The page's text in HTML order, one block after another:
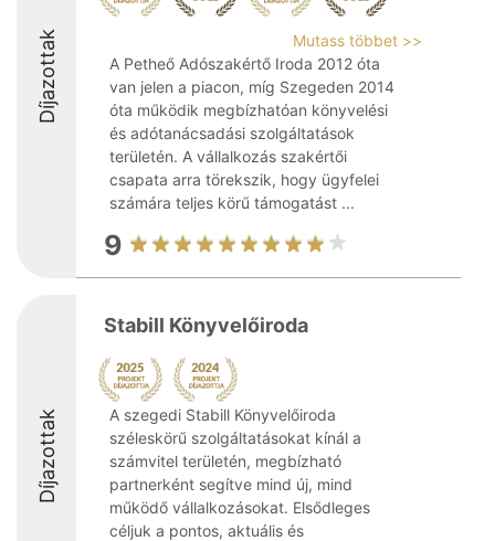
Díjazottak
Mutass többet >>
A Petheő Adószakértő Iroda 2012 óta
van jelen a piacon, míg Szegeden 2014
óta működik megbízhatóan könyvelési
és adótanácsadási szolgáltatások
területén. A vállalkozás szakértői
csapata arra törekszik, hogy ügyfelei
számára teljes körű támogatást ...
9
Díjazottak
Stabill Könyvelőiroda
A szegedi Stabill Könyvelőiroda
széleskörű szolgáltatásokat kínál a
számvitel területén, megbízható
partnerként segítve mind új, mind
működő vállalkozásokat. Elsődleges
céljuk a pontos, aktuális és